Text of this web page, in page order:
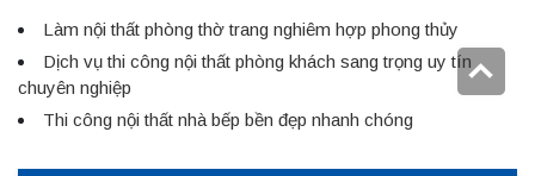
Làm nội thất phòng thờ trang nghiêm hợp phong thủy
Dịch vụ thi công nội thất phòng khách sang trọng uy tín
chuyên nghiệp
Thi công nội thất nhà bếp bền đẹp nhanh chóng